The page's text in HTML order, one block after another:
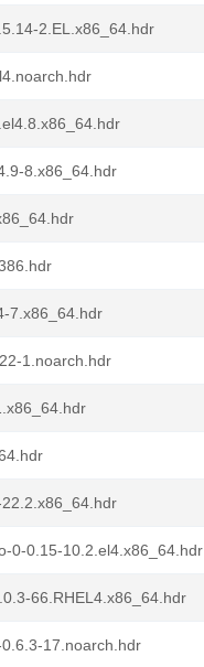
2.EL.x86_64.hdr
8.x86_64.hdr
7.x86_64.hdr
1.noarch.hdr
0-0.15-10.2.el4.x86_64.hdr
66.RHEL4.x86_64.hdr
17.noarch.hdr